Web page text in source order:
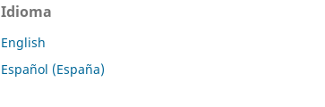
Idioma
English
Español (España)